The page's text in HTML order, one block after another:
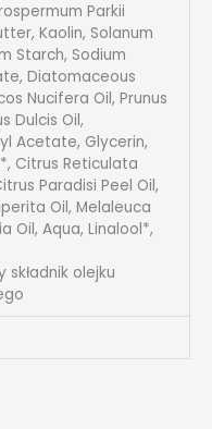
Parkii
Kaolin, Solanum
Starch, Sodium
Diatomaceous
Nucifera Oil, Prunus
Dulcis Oil,
Acetate, Glycerin,
Citrus Reticulata
Paradisi Peel Oil,
Oil, Melaleuca
Oil, Aqua, Linalool*,
składnik olejku